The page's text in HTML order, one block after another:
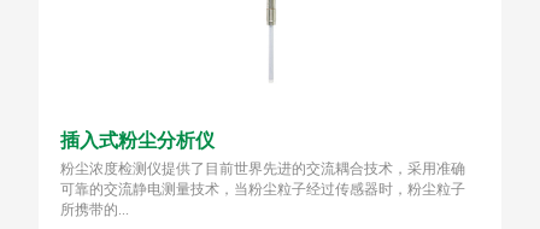
插入式粉尘分析仪
粉尘浓度检测仪提供了目前世界先进的交流耦合技术，采用准确
可靠的交流静电测量技术，当粉尘粒子经过传感器时，粉尘粒子
所携带的...